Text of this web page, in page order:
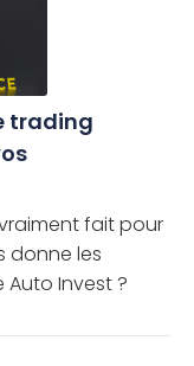
trading
fait pour
donne les
Auto Invest ?